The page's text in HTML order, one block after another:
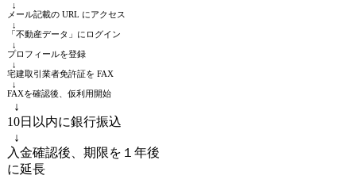
↓
メール記載の URL にアクセス
↓
「不動産データ」にログイン
↓
プロフィールを登録
↓
宅建取引業者免許証を FAX
↓
FAXを確認後、仮利用開始
↓
10日以内に銀行振込
↓
入金確認後、期限を１年後
に延長